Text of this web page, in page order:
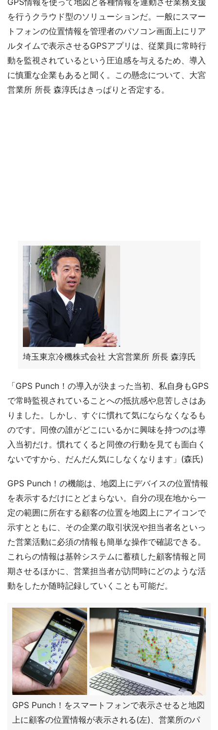
GPS情報を使って地図と各種情報を連動させ業務支援
を行うクラウド型のソリューションだ。一般にスマー
トフォンの位置情報を管理者のパソコン画面上にリア
ルタイムで表示させるGPSアプリは、従業員に常時行
動を監視されているという圧迫感を与えるため、導入
に慎重な企業もあると聞く。この懸念について、大宮
営業所 所長 森淳氏はきっぱりと否定する。
埼玉東京冷機株式会社 大宮営業所 所長 森淳氏
「GPS Punch！の導入が決まった当初、私自身もGPS
で常時監視されていることへの抵抗感や息苦しさはあ
りました。しかし、すぐに慣れて気にならなくなるも
のです。同僚の誰がどこにいるかに興味を持つのは導
入当初だけ。慣れてくると同僚の行動を見ても面白く
ないですから、だんだん気にしなくなります」(森氏)
GPS Punch！の機能は、地図上にデバイスの位置情報
を表示するだけにとどまらない。自分の現在地から一
定の範囲に所在する顧客の位置を地図上にアイコンで
示すとともに、その企業の取引状況や担当者名といっ
た営業活動に必須の情報も簡単な操作で確認できる。
これらの情報は基幹システムに蓄積した顧客情報と同
期させるほかに、営業担当者が訪問時にどのような活
動をしたか随時記録していくことも可能だ。
GPS Punch！をスマートフォンで表示させると地図
上に顧客の位置情報が表示される(左)、営業所のパ